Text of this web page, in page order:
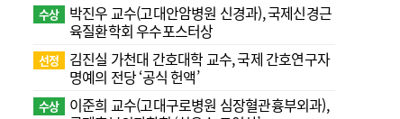
수상
박진우 교수(고대안암병원 신경과), 국제신경근
육질환학회 우수포스터상
선정
김진실 가천대 간호대학 교수, 국제 간호연구자
명예의 전당 ‘공식 헌액’
수상
이준희 교수(고대구로병원 심장혈관흉부외과),